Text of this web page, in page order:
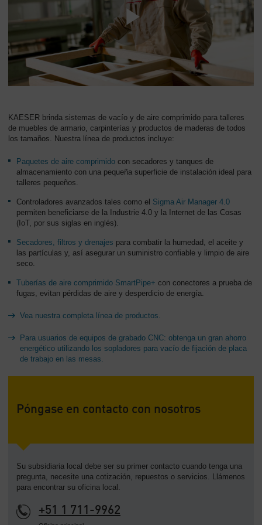
KAESER brinda sistemas de vacío y de aire comprimido para talleres
de muebles de armario, carpinterías y productos de maderas de todos
los tamaños. Nuestra línea de productos incluye:
Paquetes de aire comprimido con secadores y tanques de
almacenamiento con una pequeña superficie de instalación ideal para
talleres pequeños.
Controladores avanzados tales como el Sigma Air Manager 4.0
permiten beneficiarse de la Industrie 4.0 y la Internet de las Cosas
(IoT, por sus siglas en inglés).
Secadores, filtros y drenajes para combatir la humedad, el aceite y
las partículas y, así asegurar un suministro confiable y limpio de aire
seco.
Tuberías de aire comprimido SmartPipe+ con conectores a prueba de
fugas, evitan pérdidas de aire y desperdicio de energía.
Vea nuestra completa línea de productos.
Para usuarios de equipos de grabado CNC: obtenga un gran ahorro
energético utilizando los sopladores para vacío de fijación de placa
de trabajo en las mesas.
Póngase en contacto con nosotros
Su subsidiaria local debe ser su primer contacto cuando tenga una
pregunta, necesite una cotización, repuestos o servicios. Llámenos
para encontrar su oficina local.
+51 1 711-9962